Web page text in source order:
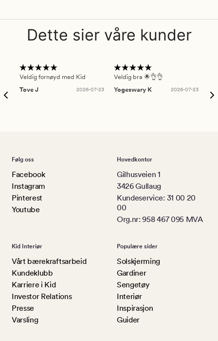
Dette sier våre kunder
Veldig fornøyd med Kid
Tove J
2026-07-23
Veldig bra 🌟👌👌
Yogeswary K
2026-07-23
Følg oss
Facebook
Instagram
Pinterest
Youtube
Hovedkontor
Gilhusveien 1
3426 Gullaug
Kundeservice: 31 00 20
00
Org.nr: 958 467 095 MVA
Kid Interiør
Vårt bærekraftsarbeid
Kundeklubb
Karriere i Kid
Investor Relations
Presse
Varsling
Populære sider
Solskjerming
Gardiner
Sengetøy
Interiør
Inspirasjon
Guider